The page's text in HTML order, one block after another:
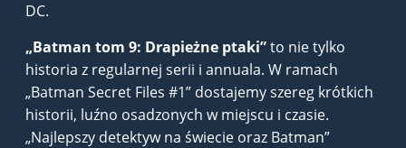
DC.
„Batman tom 9: Drapieżne ptaki”to nie tylko
historia z regularnej serii i annuala. W ramach
„Batman Secret Files #1” dostajemy szereg krótkich
historii, luźno osadzonych w miejscu i czasie.
„Najlepszy detektyw na świecie oraz Batman”